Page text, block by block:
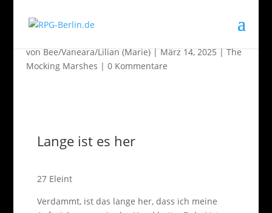
vonBee/Vaneara/Lilian (Marie)|März 14, 2025|The
Mocking Marshes | 0 Kommentare
Lange ist es her
27 Eleint
Verdammt, ist das lange her, dass ich meine